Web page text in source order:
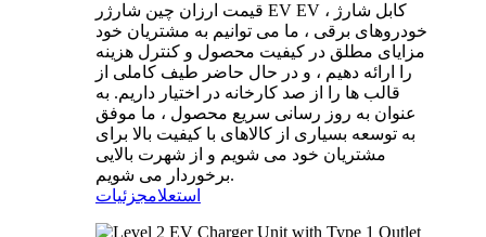
قیمت ارزان چین شارژر EV EV ، کابل شارژ
خودروهای برقی ، ما می توانیم به مشتریان خود
مزایای مطلق در کیفیت محصول و کنترل هزینه
را ارائه دهیم ، و در حال حاضر طیف کاملی از
قالب ها را از صد کارخانه در اختیار داریم. به
عنوان به روز رسانی سریع محصول ، ما موفق
به توسعه بسیاری از کالاهای با کیفیت بالا برای
مشتریان خود می شویم و از شهرت بالایی
برخوردار می شویم.
استعلامجزئیات